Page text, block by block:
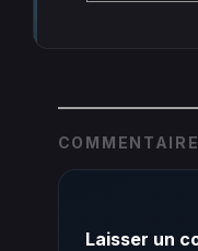
Laisser un